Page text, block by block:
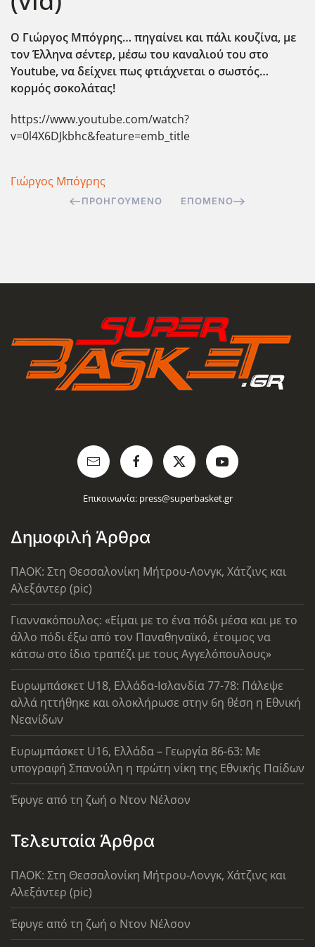
Ο Γιώργος Μπόγρης… πηγαίνει και πάλι κουζίνα, με
τον Έλληνα σέντερ, μέσω του καναλιού του στο
Youtube, να δείχνει πως φτιάχνεται ο σωστός…
κορμός σοκολάτας!
https://www.youtube.com/watch?
v=0l4X6DJkbhc&feature=emb_title
Γιώργος Μπόγρης
ΠΡΟΗΓΟΎΜΕΝΟ ΕΠΌΜΕΝΟ
Επικοινωνία: press@superbasket.gr
Δημοφιλή Άρθρα
ΠΑΟΚ: Στη Θεσσαλονίκη Μήτρου-Λονγκ, Χάτζινς και
Αλεξάντερ (pic)
Γιαννακόπουλος: «Είμαι με το ένα πόδι μέσα και με το
άλλο πόδι έξω από τον Παναθηναϊκό, έτοιμος να
κάτσω στο ίδιο τραπέζι με τους Αγγελόπουλους»
Ευρωμπάσκετ U18, Ελλάδα-Ισλανδία 77-78: Πάλεψε
αλλά ηττήθηκε και ολοκλήρωσε στην 6η θέση η Εθνική
Νεανίδων
Ευρωμπάσκετ U16, Ελλάδα – Γεωργία 86-63: Με
υπογραφή Σπανούλη η πρώτη νίκη της Εθνικής Παίδων
Έφυγε από τη ζωή ο Ντον Νέλσον
Τελευταία Άρθρα
ΠΑΟΚ: Στη Θεσσαλονίκη Μήτρου-Λονγκ, Χάτζινς και
Αλεξάντερ (pic)
Έφυγε από τη ζωή ο Ντον Νέλσον